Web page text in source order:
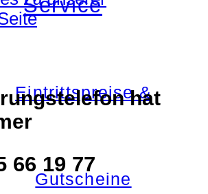
Service
Eintrittspreise &
Gutscheine
hat
66 19 77